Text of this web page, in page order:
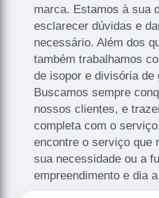
marca. Estamos à sua
esclarecer dúvidas e
necessário. Além dos
também trabalhamos
de isopor e divisória de
Buscamos sempre
nossos clientes, e
completa com o
encontre o serviço que
sua necessidade ou a
empreendimento e dia